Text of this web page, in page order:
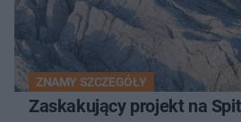
ZNAMY SZCZEGÓŁY
Zaskakujący projekt na